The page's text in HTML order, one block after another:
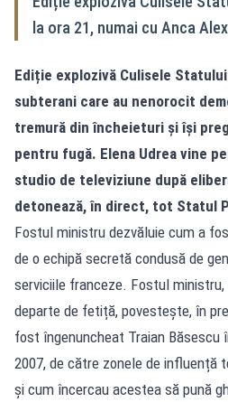
la ora 21, numai cu Anca
Ediție explozivă Culisele
subterani care au nenorocit
tremură din încheieturi și își
pentru fugă. Elena Udrea vine
studio de televiziune după
detonează, în direct, tot Statul
Fostul ministru dezvăluie cum a
de o echipă secretă condusă de
serviciile franceze. Fostul
departe de fetiță, povestește, în
fost îngenuncheat Traian Băsescu
2007, de către zonele de influență
și cum încercau acestea să pună